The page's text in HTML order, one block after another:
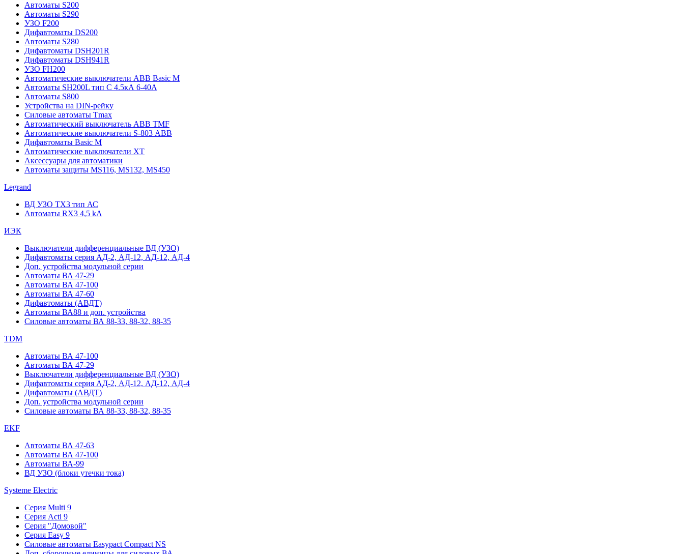
Автоматы S200
Автоматы S290
УЗО F200
Дифавтоматы DS200
Автоматы S280
Дифавтоматы DSH201R
Дифавтоматы DSH941R
УЗО FH200
Автоматические выключатели ABB Basic M
Автоматы SH200L тип С 4.5кА 6-40А
Автоматы S800
Устройства на DIN-рейку
Силовые автоматы Tmax
Автоматический выключатель ABB TMF
Автоматические выключатели S-803 АВВ
Дифавтоматы Basic M
Автоматические выключатели XT
Аксессуары для автоматики
Автоматы защиты MS116, MS132, MS450
Legrand
ВД УЗО TX3 тип АС
Автоматы RX3 4,5 kA
ИЭК
Выключатели дифференциальные ВД (УЗО)
Дифавтоматы серия АД-2, АД-12, АД-12, АД-4
Доп. устройства модульной серии
Автоматы ВА 47-29
Автоматы ВА 47-100
Автоматы ВА 47-60
Дифавтоматы (АВДТ)
Автоматы ВА88 и доп. устройства
Силовые автоматы ВА 88-33, 88-32, 88-35
TDM
Автоматы ВА 47-100
Автоматы ВА 47-29
Выключатели дифференциальные ВД (УЗО)
Дифавтоматы серия АД-2, АД-12, АД-12, АД-4
Дифавтоматы (АВДТ)
Доп. устройства модульной серии
Силовые автоматы ВА 88-33, 88-32, 88-35
EKF
Автоматы ВА 47-63
Автоматы ВА 47-100
Автоматы ВА-99
ВД УЗО (блоки утечки тока)
Systeme Electric
Серия Multi 9
Серия Acti 9
Серия "Домовой"
Серия Easy 9
Силовые автоматы Easypact Compact NS